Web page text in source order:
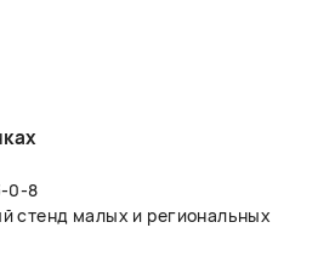
0-8
стенд малых и региональных